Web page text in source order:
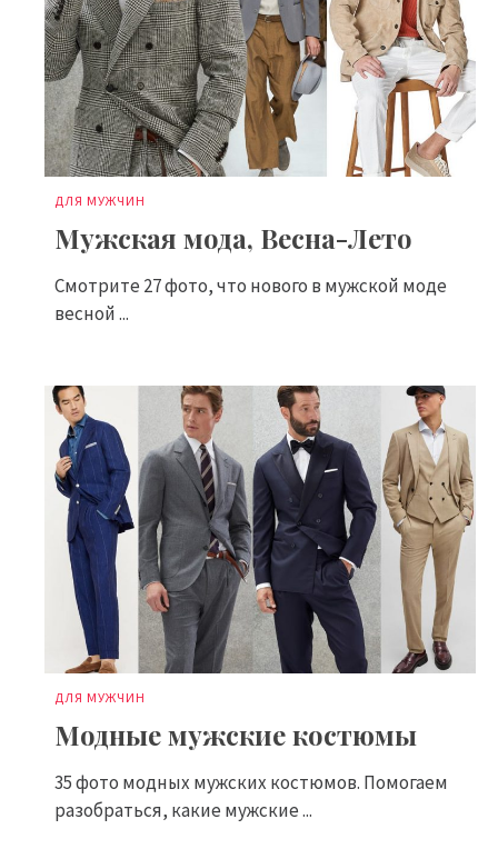
ДЛЯ МУЖЧИН
Мужская мода, Весна-Лето
Смотрите 27 фото, что нового в мужской моде
весной ...
ДЛЯ МУЖЧИН
Модные мужские костюмы
35 фото модных мужских костюмов. Помогаем
разобраться, какие мужские ...